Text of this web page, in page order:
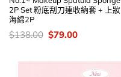
2P Set 粉底刮刀連收納套 + 上妝
海綿2P
價
錢：
$138.00 Original
price
$138.00.
$79.00Current
$79.00.